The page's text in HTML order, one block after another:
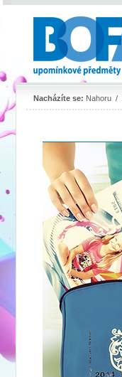
Nacházíte se: Nahoru/